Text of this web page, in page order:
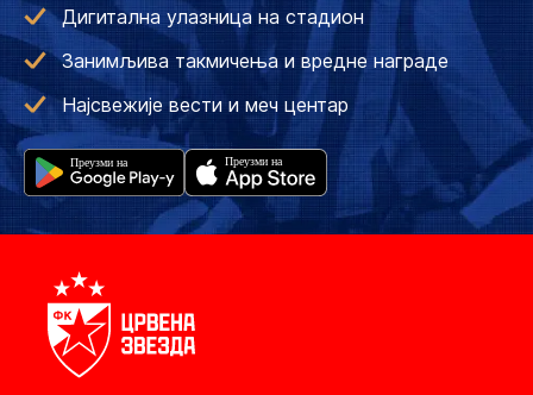
Дигитална улазница на стадион
Занимљива такмичења и вредне награде
Најсвежије вести и меч центар